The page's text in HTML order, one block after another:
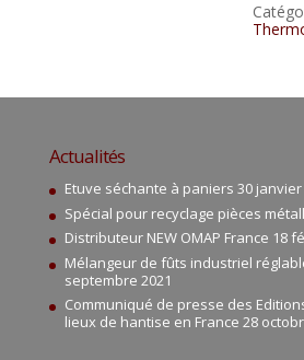
Actualités
Etuve séchante à paniers 30 janvier
Spécial pour recyclage pièces
Distributeur NEW OMAP France 18
Mélangeur de fûts industriel
septembre 2021
Communiqué de presse des
lieux de hantise en France 28